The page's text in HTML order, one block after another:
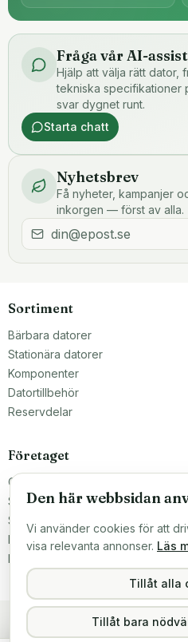
Fråga vår AI-
Hjälp att välja rätt dator,
tekniska specifikationer
svar dygnet runt.
Starta chatt
Nyhetsbrev
Få nyheter, kampanjer
inkorgen — först av alla.
Sortiment
Bärbara datorer
Stationära datorer
Komponenter
Datortillbehör
Reservdelar
Företaget
Om oss
Större inköp?
Sälj till oss
Köpvillkor
Den här webbsidan
Vi använder cookies för att
visa relevanta annonser. Läs
Tillåt alla
Tillåt bara